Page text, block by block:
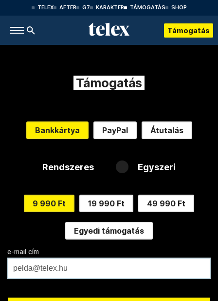
TELEX AFTER G7 KARAKTER TÁMOGATÁS SHOP
Támogatás
Támogatás
Bankkártya PayPal Átutalás
Rendszeres Egyszeri
9 990 Ft 19 990 Ft 49 990 Ft
Egyedi támogatás
e-mail cím